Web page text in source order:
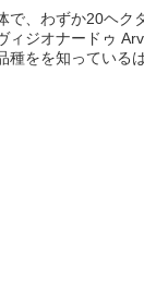
で、わずか20ヘク
ィジオナードゥ
をを知っている